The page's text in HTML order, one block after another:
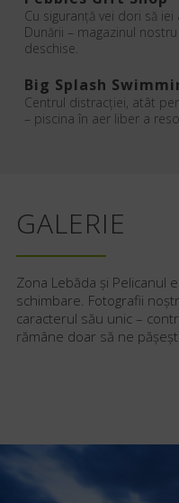
Cu siguranță vei dori să
Dunării – magazinul
deschise.
Big Splash
Centrul distracției, atât
– piscina în aer liber a
GALERIE
Zona Lebăda și Pelicanul
schimbare. Fotografii
caracterul său unic –
rămâne doar să ne